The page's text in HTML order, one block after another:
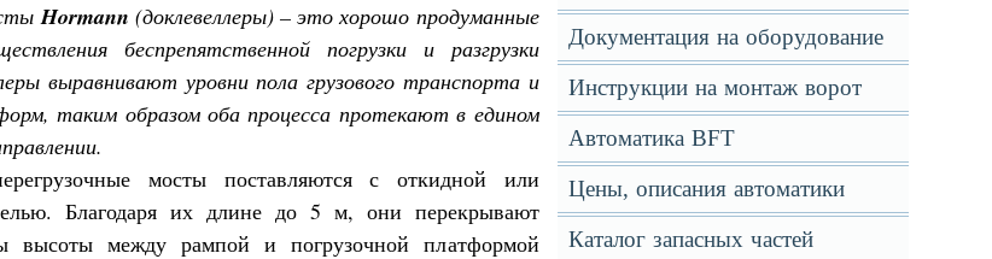
Hormann (доклевеллеры) – это хорошо продуманные
беспрепятственной погрузки и разгрузки
выравнивают уровни пола грузового транспорта и
таким образом оба процесса протекают в едином
мосты поставляются с откидной или
Благодаря их длине до 5 м, они перекрывают
высоты между рампой и погрузочной платформой
Документация на оборудование
Инструкции на монтаж ворот
Автоматика BFT
Цены, описания автоматики
Каталог запасных частей